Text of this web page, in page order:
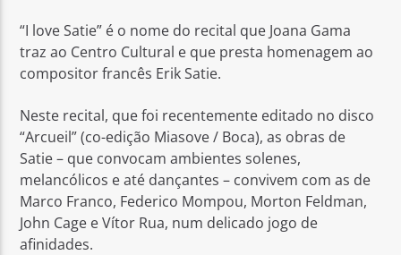
Rádio No ar
“I love Satie” é o nome do recital que Joana Gama
traz ao Centro Cultural e que presta homenagem ao
compositor francês Erik Satie.
Neste recital, que foi recentemente editado no disco
“Arcueil” (co-edição Miasove / Boca), as obras de
Satie – que convocam ambientes solenes,
melancólicos e até dançantes – convivem com as de
Marco Franco, Federico Mompou, Morton Feldman,
John Cage e Vítor Rua, num delicado jogo de
afinidades.